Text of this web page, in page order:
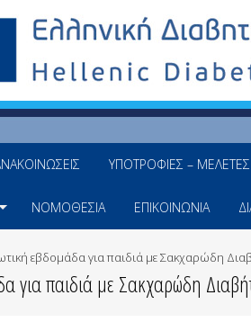
ΥΠΟΤΡΟΦΊΕΣ – ΜΕΛΈΤΕΣ
ΝΟΜΟΘΕΣΊΑ ΕΠΙΚΟΙΝΩΝΊΑ
εβδομάδα για παιδιά με Σακχαρώδη
για παιδιά με Σακχαρώδη